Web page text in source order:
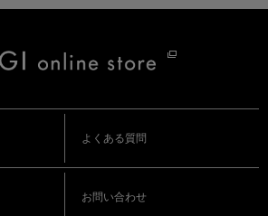
よくある質問
お問い合わせ